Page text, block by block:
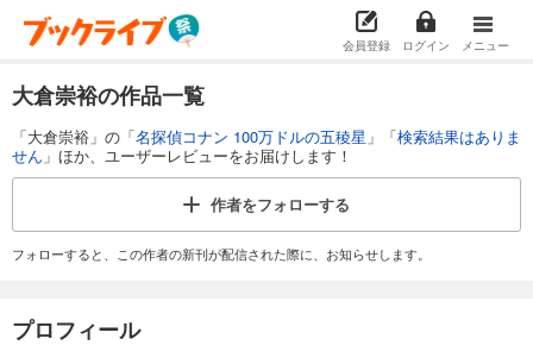
会員登録 ログイン メニュー
大倉崇裕の作品一覧
「大倉崇裕」の「名探偵コナン 100万ドルの五稜星 」「検索結果はありま
せん 」ほか、ユーザーレビューをお届けします！
作者をフォローする
フォローすると、この作者の新刊が配信された際に、お知らせします。
プロフィール